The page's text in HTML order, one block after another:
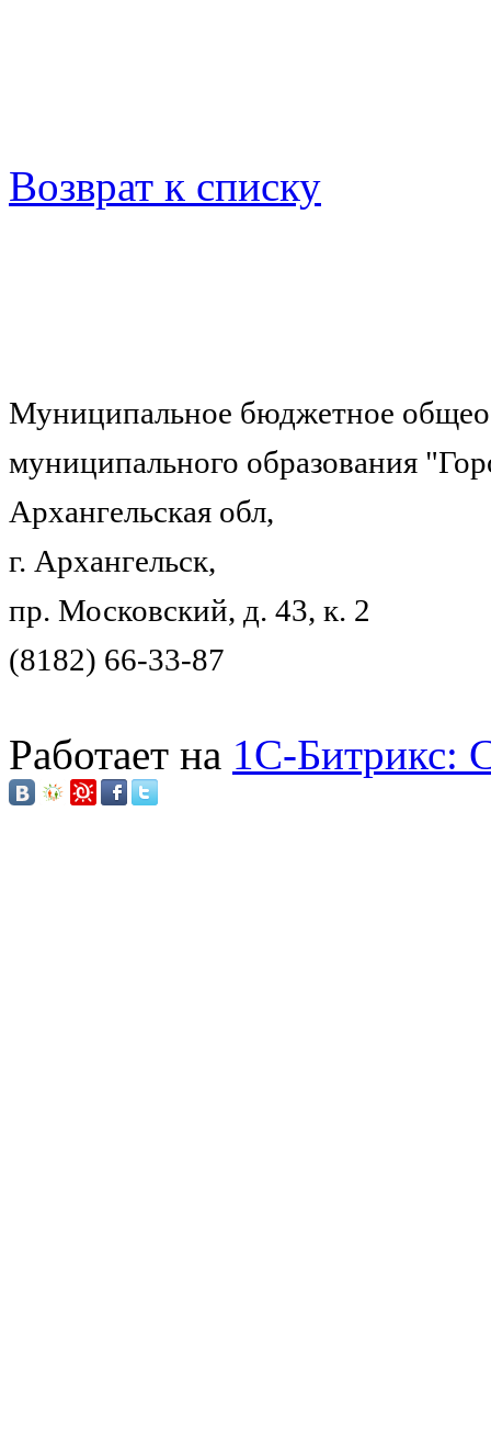
Возврат к списку
Муниципальное бюджетное
муниципального образования
Архангельская обл,
г. Архангельск,
пр. Московский, д. 43, к. 2
(8182) 66-33-87
Работает на 1C-Битрикс: